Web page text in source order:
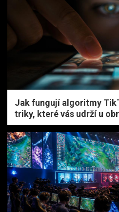
Jak fungují algoritmy
triky, které vás udrží u